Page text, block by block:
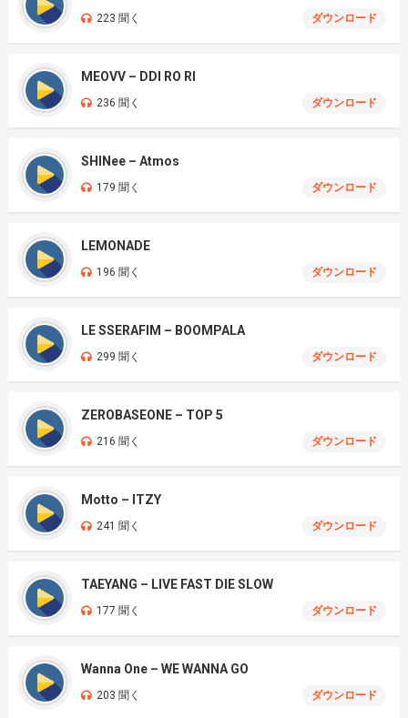
223 聞く ダウンロード
MEOVV – DDI RO RI
236 聞く ダウンロード
SHINee – Atmos
179 聞く ダウンロード
LEMONADE
196 聞く ダウンロード
LE SSERAFIM – BOOMPALA
299 聞く ダウンロード
ZEROBASEONE – TOP 5
216 聞く ダウンロード
Motto – ITZY
241 聞く ダウンロード
TAEYANG – LIVE FAST DIE SLOW
177 聞く ダウンロード
Wanna One – WE WANNA GO
203 聞く ダウンロード